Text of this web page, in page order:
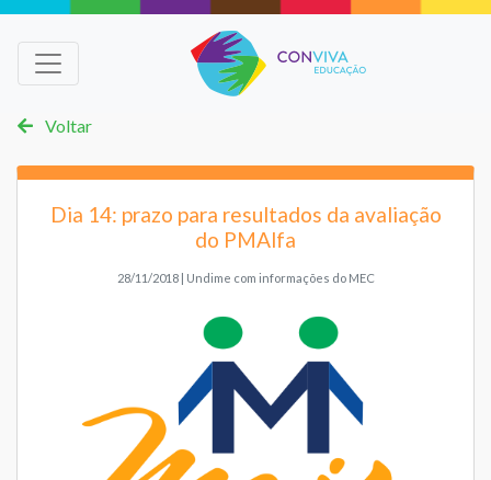
Voltar
Dia 14: prazo para resultados da avaliação
do PMAlfa
28/11/2018 | Undime com informações do MEC